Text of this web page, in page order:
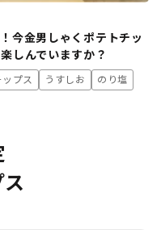
今金男しゃくポテトチッ
しんでいますか？
プス うすしお のり塩